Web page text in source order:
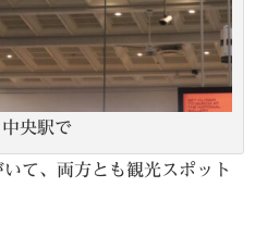
央駅で
て、両方とも観光スポット